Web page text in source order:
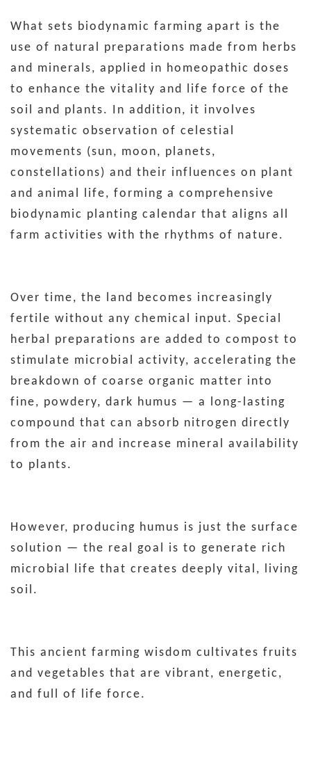
What sets biodynamic farming apart is the
use of natural preparations made from herbs
and minerals, applied in homeopathic doses
to enhance the vitality and life force of the
soil and plants. In addition, it involves
systematic observation of celestial
movements (sun, moon, planets,
constellations) and their influences on plant
and animal life, forming a comprehensive
biodynamic planting calendar that aligns all
farm activities with the rhythms of nature.
Over time, the land becomes increasingly
fertile without any chemical input. Special
herbal preparations are added to compost to
stimulate microbial activity, accelerating the
breakdown of coarse organic matter into
fine, powdery, dark humus — a long-lasting
compound that can absorb nitrogen directly
from the air and increase mineral availability
to plants.
However, producing humus is just the surface
solution — the real goal is to generate rich
microbial life that creates deeply vital, living
soil.
This ancient farming wisdom cultivates fruits
and vegetables that are vibrant, energetic,
and full of life force.